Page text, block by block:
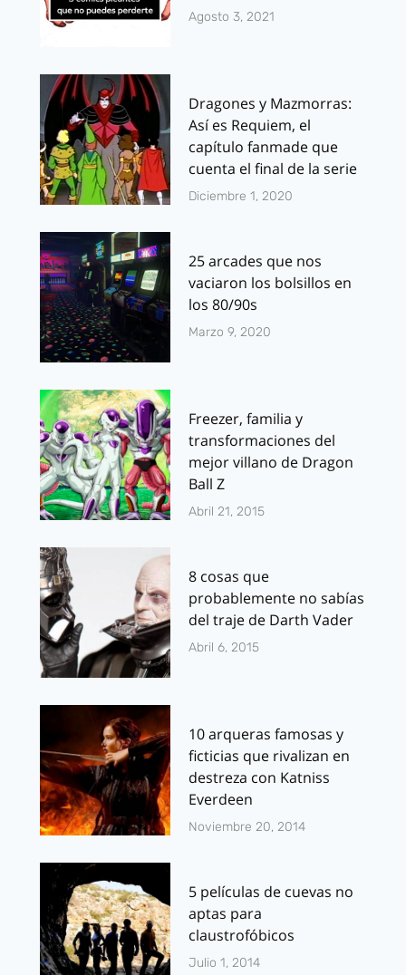
Agosto 3, 2021
Dragones y Mazmorras:
Así es Requiem, el
capítulo fanmade que
cuenta el final de la serie
Diciembre 1, 2020
25 arcades que nos
vaciaron los bolsillos en
los 80/90s
Marzo 9, 2020
Freezer, familia y
transformaciones del
mejor villano de Dragon
Ball Z
Abril 21, 2015
8 cosas que
probablemente no sabías
del traje de Darth Vader
Abril 6, 2015
10 arqueras famosas y
ficticias que rivalizan en
destreza con Katniss
Everdeen
Noviembre 20, 2014
5 películas de cuevas no
aptas para
claustrofóbicos
Julio 1, 2014